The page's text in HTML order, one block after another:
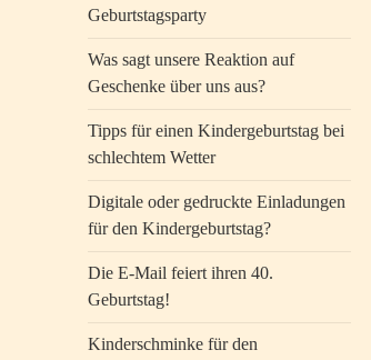
Geburtstagsparty
Was sagt unsere Reaktion auf
Geschenke über uns aus?
Tipps für einen Kindergeburtstag bei
schlechtem Wetter
Digitale oder gedruckte Einladungen
für den Kindergeburtstag?
Die E-Mail feiert ihren 40.
Geburtstag!
Kinderschminke für den